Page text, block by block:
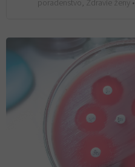
poradenstvo, Zdravie ženy •